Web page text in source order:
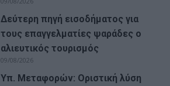
Δεύτερη πηγή εισοδήματος για
τους επαγγελματίες ψαράδες ο
αλιευτικός τουρισμός
09/08/2026
Υπ. Μεταφορών: Οριστική λύση